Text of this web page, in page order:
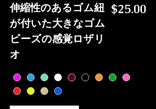
伸縮性のあるゴム紐
が付いた大きなゴム
ビーズの感覚ロザリ
オ
価格
$25.00